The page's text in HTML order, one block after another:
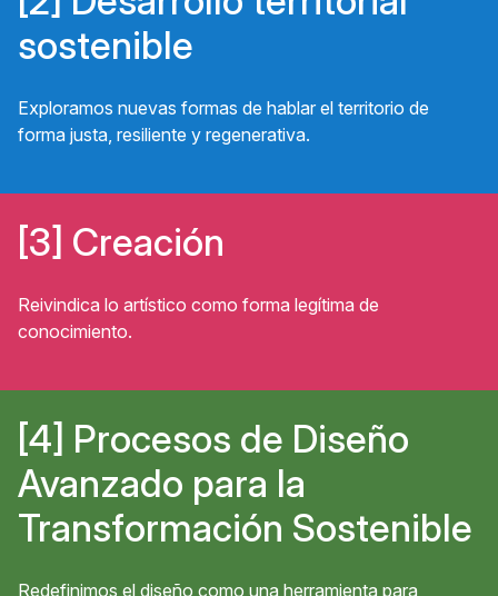
sostenible
Exploramos nuevas formas de hablar el territorio de
forma justa, resiliente y regenerativa.
Creación
Reivindica lo artístico como forma legítima de
conocimiento.
Procesos de Diseño
Avanzado para la
Transformación Sostenible
Redefinimos el diseño como una herramienta para